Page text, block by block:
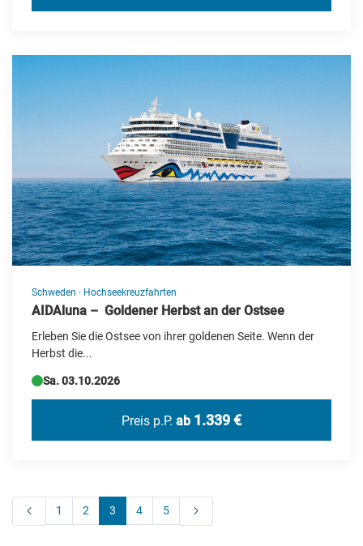
Schweden · Hochseekreuzfahrten
AIDAluna – Goldener Herbst an der Ostsee
Erleben Sie die Ostsee von ihrer goldenen Seite. Wenn der
Herbst die...
Sa. 03.10.2026
Preis p.P. ab 1.339 €
1 2 3 4 5